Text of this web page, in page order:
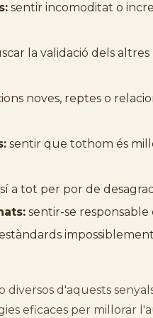
sentir incomoditat o
la validació dels
noves, reptes o
sentir que tothom és
a tot per por de
sentir-se
d'aquests
eficaces per millorar